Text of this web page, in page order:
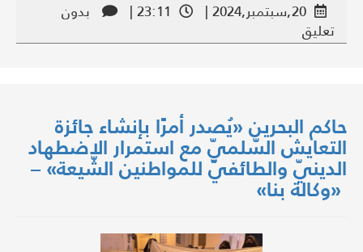
20,سبتمبر,2024 |
23:11 |
بدون
تعليق
حاكم البحرين «يُصدر أمرًا بإنشاء جائزة
التعايش السّلميّ مع استمرار الاضطهاد
الدينيّ والطائفيّ للمواطنين الشّيعة» –
«وكالة بنا»